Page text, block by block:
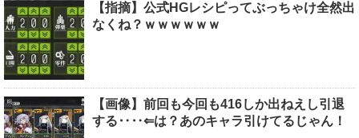
【指摘】公式HGレシピってぶっちゃけ全然出
なくね？ｗｗｗｗｗｗ
【画像】前回も今回も416しか出ねえし引退
する‥‥⇐は？あのキャラ引けてるじゃん！